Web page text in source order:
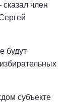
член
будут
субъекте